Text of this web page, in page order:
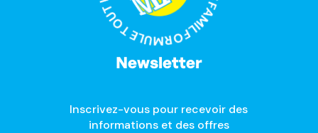
Newsletter
Inscrivez-vous pour recevoir des
informations et des offres